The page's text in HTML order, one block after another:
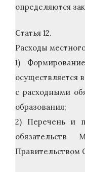
определяются
Статья 12.
Расходы
1)
осуществляется
с расходными
образования;
2) Перечень и
Правительством